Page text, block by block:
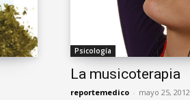
Psicología
La musicoterapia
reportemedico - mayo 25, 2012